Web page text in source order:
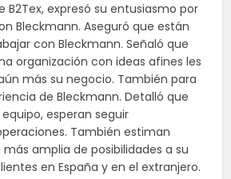
B2Tex, expresó su entusiasmo por
Bleckmann. Aseguró que están
con Bleckmann. Señaló que
organización con ideas afines les
más su negocio. También para
de Bleckmann. Detalló que
esperan seguir
También estiman
amplia de posibilidades a su
en España y en el extranjero.